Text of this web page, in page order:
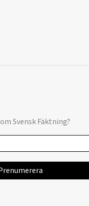
Svensk Fäktning?